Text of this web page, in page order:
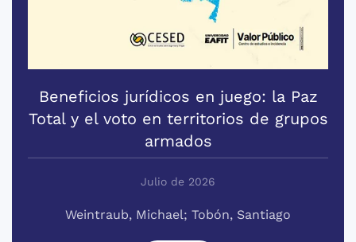
Beneficios jurídicos en juego: la Paz
Total y el voto en territorios de grupos
armados
Julio de 2026
Weintraub, Michael; Tobón, Santiago